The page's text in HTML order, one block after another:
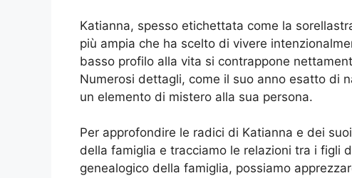
Katianna, spesso etichettata come la
più ampia che ha scelto di vivere
basso profilo alla vita si contrappone
Numerosi dettagli, come il suo anno esatto di
un elemento di mistero alla sua persona.
Per approfondire le radici di Katianna e dei
della famiglia e tracciamo le relazioni tra i figli
genealogico della famiglia, possiamo